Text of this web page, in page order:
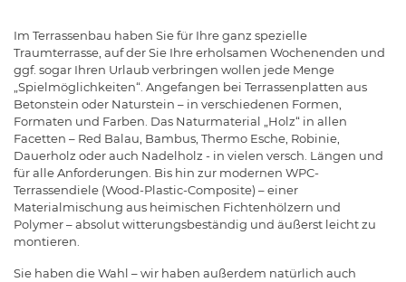
Im Terrassenbau haben Sie für Ihre ganz spezielle
Traumterrasse, auf der Sie Ihre erholsamen Wochenenden und
ggf. sogar Ihren Urlaub verbringen wollen jede Menge
„Spielmöglichkeiten“. Angefangen bei Terrassenplatten aus
Betonstein oder Naturstein – in verschiedenen Formen,
Formaten und Farben. Das Naturmaterial „Holz“ in allen
Facetten – Red Balau, Bambus, Thermo Esche, Robinie,
Dauerholz oder auch Nadelholz - in vielen versch. Längen und
für alle Anforderungen. Bis hin zur modernen WPC-
Terrassendiele (Wood-Plastic-Composite) – einer
Materialmischung aus heimischen Fichtenhölzern und
Polymer – absolut witterungsbeständig und äußerst leicht zu
montieren.
Sie haben die Wahl – wir haben außerdem natürlich auch